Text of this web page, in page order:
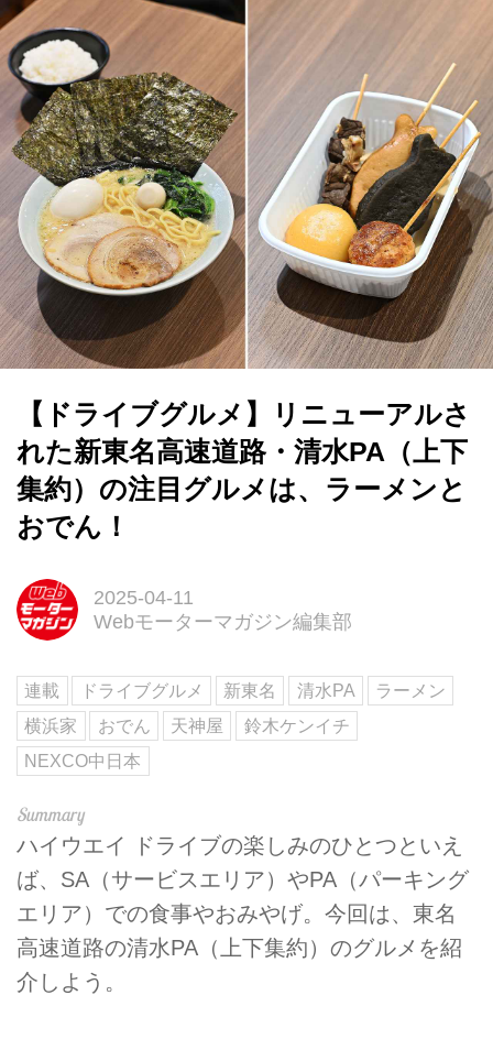
【ドライブグルメ】リニューアルさ
れた新東名高速道路・清水PA（上下
集約）の注目グルメは、ラーメンと
おでん！
2025-04-11
Webモーターマガジン編集部
連載 ドライブグルメ 新東名 清水PA
ラーメン
横浜家
おでん 天神屋
鈴木ケンイチ
NEXCO中日本
ハイウエイ ドライブの楽しみのひとつといえ
ば、SA（サービスエリア）やPA（パーキング
エリア）での食事やおみやげ。今回は、東名
高速道路の清水PA（上下集約）のグルメを紹
介しよう。